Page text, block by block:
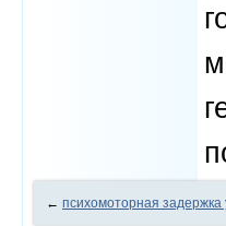
← психомоторная задержка